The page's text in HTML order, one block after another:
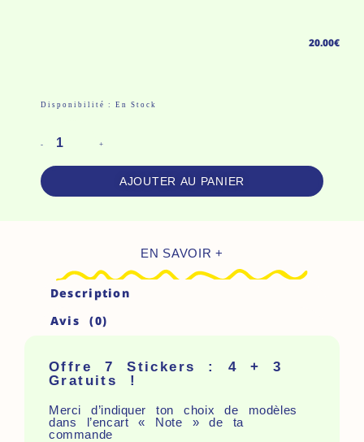
20.00€
Disponibilité : En Stock
-
Quantité
Offre
7
Stickers
Gratuits
!
+
AJOUTER AU PANIER
EN SAVOIR +
Description
Avis (0)
Offre 7 Stickers : 4 + 3
Gratuits !
Merci d’indiquer ton choix de modèles
dans l’encart « Note » de ta
commande